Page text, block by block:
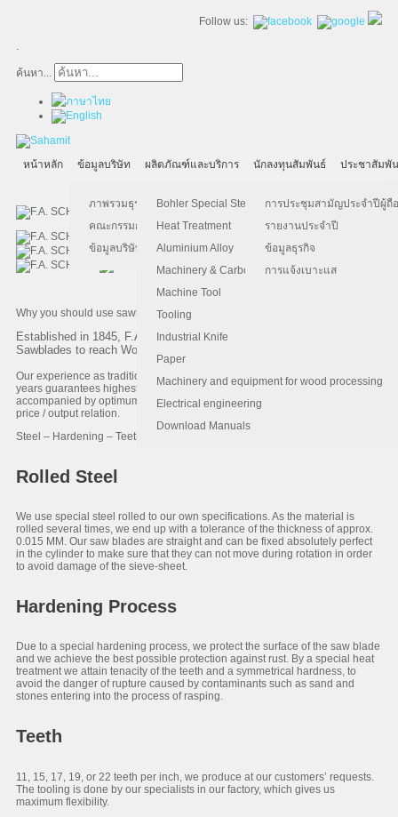
Follow us:
.
ค้นหา...
หน้าหลัก ข้อมูลบริษัท
ภาพรวมธุรกิจ
คณะกรรมการบริษัท
ข้อมูลบริษัท
ผลิตภัณฑ์และบริการ
Bohler Special Steel
Heat Treatment
Aluminium Alloy
Machinery & Carbon Steels
Machine Tool
Tooling
Industrial Knife
Paper
Machinery and equipment for wood processing
Electrical engineering
Download Manuals
นักลงทุนสัมพันธ์
การประชุมสามัญประจำปีผู้ถื
รายงานประจำปี
ข้อมูลธุรกิจ
การแจ้งเบาะแส
ประชาสัมพั
Why you should use sawblades out of the production F.A. SCHMIDT?
Established in 1845, F.A. SCHMIDT continuously developed Tapioca
Sawblades to reach World Class Quality.
Our experience as traditional partner of the starch industry for more than 50
years guarantees highest quality and competence. Best possible lifetime,
accompanied by optimum of gain of starch, which ends in an unbeatable
price / output relation.
Steel – Hardening – Teeth – Tolerances – Result
Rolled Steel
We use special steel rolled to our own specifications. As the material is
rolled several times, we end up with a tolerance of the thickness of approx.
0.015 MM. Our saw blades are straight and can be fixed absolutely perfect
in the cylinder to make sure that they can not move during rotation in order
to avoid damage of the sieve-sheet.
Hardening Process
Due to a special hardening process, we protect the surface of the saw blade
and we achieve the best possible protection against rust. By a special heat
treatment we attain tenacity of the teeth and a symmetrical hardness, to
avoid the danger of rupture caused by contaminants such as sand and
stones entering into the process of rasping.
Teeth
11, 15, 17, 19, or 22 teeth per inch, we produce at our customers’ requests.
The tooling is done by our specialists in our factory, which gives us
maximum flexibility.